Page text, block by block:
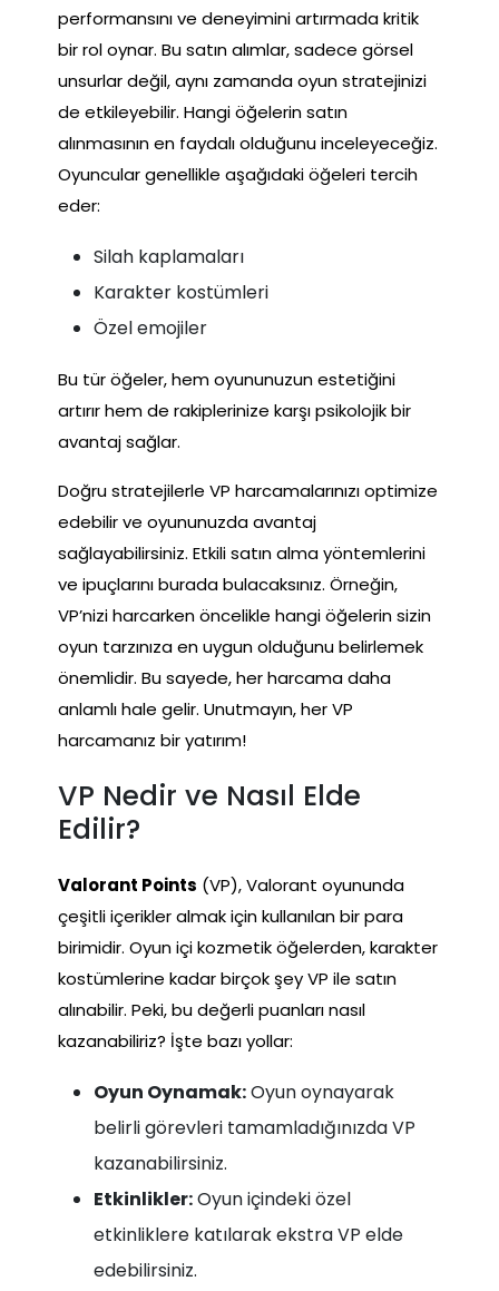
performansını ve deneyimini artırmada kritik
bir rol oynar. Bu satın alımlar, sadece görsel
unsurlar değil, aynı zamanda oyun stratejinizi
de etkileyebilir. Hangi öğelerin satın
alınmasının en faydalı olduğunu inceleyeceğiz.
Oyuncular genellikle aşağıdaki öğeleri tercih
eder:
Silah kaplamaları
Karakter kostümleri
Özel emojiler
Bu tür öğeler, hem oyununuzun estetiğini
artırır hem de rakiplerinize karşı psikolojik bir
avantaj sağlar.
Doğru stratejilerle VP harcamalarınızı optimize
edebilir ve oyununuzda avantaj
sağlayabilirsiniz. Etkili satın alma yöntemlerini
ve ipuçlarını burada bulacaksınız. Örneğin,
VP’nizi harcarken öncelikle hangi öğelerin sizin
oyun tarzınıza en uygun olduğunu belirlemek
önemlidir. Bu sayede, her harcama daha
anlamlı hale gelir. Unutmayın, her VP
harcamanız bir yatırım!
VP Nedir ve Nasıl Elde
Edilir?
Valorant Points (VP), Valorant oyununda
çeşitli içerikler almak için kullanılan bir para
birimidir. Oyun içi kozmetik öğelerden, karakter
kostümlerine kadar birçok şey VP ile satın
alınabilir. Peki, bu değerli puanları nasıl
kazanabiliriz? İşte bazı yollar:
Oyun Oynamak:Oyun oynayarak
belirli görevleri tamamladığınızda VP
kazanabilirsiniz.
Etkinlikler:Oyun içindeki özel
etkinliklere katılarak ekstra VP elde
edebilirsiniz.